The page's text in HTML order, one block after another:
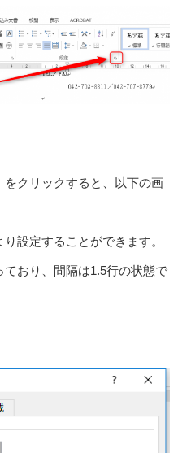
をクリックすると、以下の画
設定することができます。
ており、間隔は1.5行の状態で